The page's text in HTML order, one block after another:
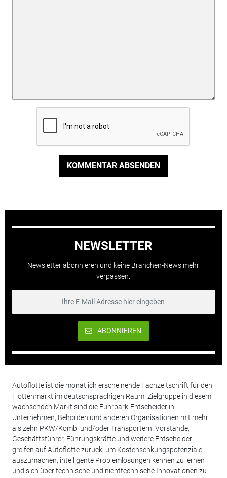
KOMMENTAR ABSENDEN
NEWSLETTER
Newsletter abonnieren und keine Branchen-News mehr
verpassen.
ABONNIEREN
Autoflotte ist die monatlich erscheinende Fachzeitschrift für den
Flottenmarkt im deutschsprachigen Raum. Zielgruppe in diesem
wachsenden Markt sind die Fuhrpark-Entscheider in
Unternehmen, Behörden und anderen Organisationen mit mehr
als zehn PKW/Kombi und/oder Transportern. Vorstände,
Geschäftsführer, Führungskräfte und weitere Entscheider
greifen auf Autoflotte zurück, um Kostensenkungspotenziale
auszumachen, intelligente Problemlösungen kennen zu lernen
und sich über technische und nichttechnische Innovationen zu